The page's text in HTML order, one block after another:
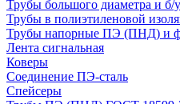
Трубы большого диаметра и б/у
Трубы в полиэтиленовой
Трубы напорные ПЭ (ПНД) и
Лента сигнальная
Коверы
Соединение ПЭ-сталь
Спейсеры